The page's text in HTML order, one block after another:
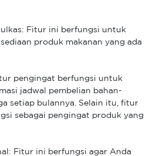
Fitur ini berfungsi untuk
produk makanan yang ada
pengingat berfungsi untuk
jadwal pembelian bahan-
setiap bulannya. Selain itu, fitur
sebagai pengingat produk yang
Fitur ini berfungsi agar Anda